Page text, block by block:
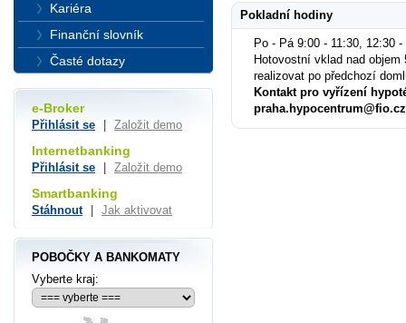
Pokladní hodiny
Po - Pá 9:00 - 11:30, 12:30 -
Hotovostní vklad nad objem
realizovat po předchozí
Kontakt pro vyřízení
praha.hypocentrum@fio.cz
Kariéra
Finanční slovník
Časté dotazy
e-Broker
Přihlásit se Založit demo
Internetbanking
Přihlásit se Založit demo
Smartbanking
Stáhnout Jak aktivovat
POBOČKY A BANKOMATY
Vyberte kraj: